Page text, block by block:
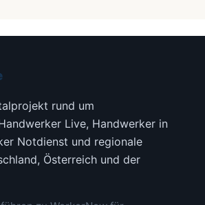
rund um
Live, Handwerker in
Notdienst und regionale
Österreich und der